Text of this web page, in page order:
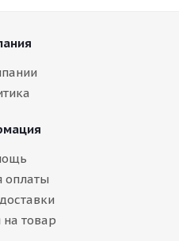
оплаты
на товар